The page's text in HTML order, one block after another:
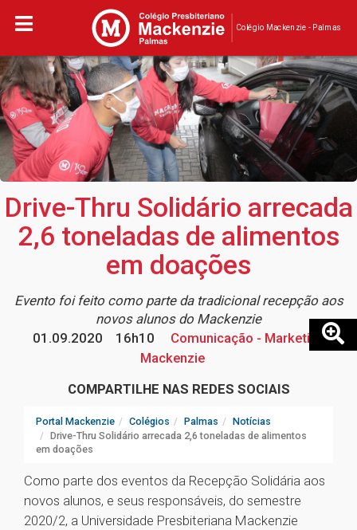
Colégio Mackenzie - Palmas
Drive-Thru Solidário arrecada
2,6 toneladas de alimentos
em doações
Evento foi feito como parte da tradicional recepção aos
novos alunos do Mackenzie
01.09.2020
16h10
Comunicação - Marketing
Mackenzie
COMPARTILHE NAS REDES SOCIAIS
Portal Mackenzie Colégios Palmas
Notícias
Drive-Thru Solidário arrecada 2,6 toneladas de alimentos
em doações
Como parte dos eventos da Recepção Solidária aos
novos alunos, e seus responsáveis, do semestre
2020/2, a Universidade Presbiteriana Mackenzie